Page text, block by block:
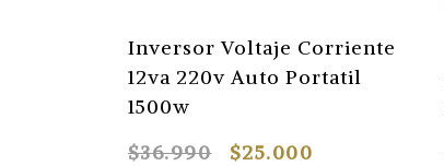
Inversor Voltaje Corriente
12va 220v Auto Portatil
1500w
$36.990
$25.000